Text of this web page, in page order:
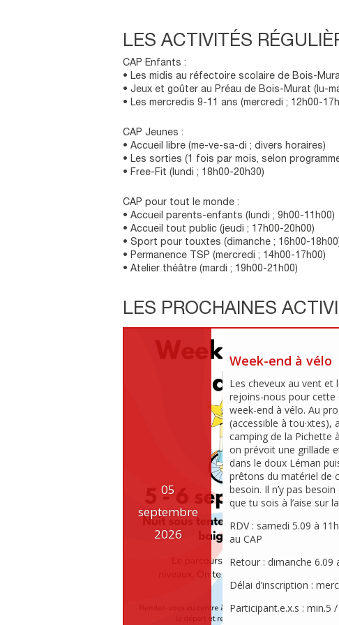
e
LES ACTIVITÉS
CAP Enfants :
• Les midis au réfectoire scolaire de Bois-
• Jeux et goûter au Préau de Bois-Murat (lu-
• Les mercredis 9-11 ans (mercredi ; 12h00-
CAP Jeunes :
• Accueil libre (me-ve-sa-di ; divers horaires)
• Les sorties (1 fois par mois, selon
• Free-Fit (lundi ; 18h00-20h30)
CAP pour tout le monde :
• Accueil parents-enfants (lundi ; 9h00-11h00)
• Accueil tout public (jeudi ; 17h00-20h00)
• Sport pour touxtes (dimanche ; 16h00-
• Permanence TSP (mercredi ; 14h00-17h00)
• Atelier théâtre (mardi ; 19h00-21h00)
LES PROCHAINES
05
septembre
2026
Week-end à vélo
Les cheveux au vent et
rejoins-nous pour
week-end à vélo. Au
(accessible à tou·xtes),
camping de la Pichette
on prévoit une grillade
dans le doux Léman
prêtons du matériel de
besoin. Il n’y pas
que tu sois à l’aise sur
RDV : samedi 5.09 à
au CAP
Retour : dimanche 6.09
Délai d’inscription :
Participant.e.x.s : min.5